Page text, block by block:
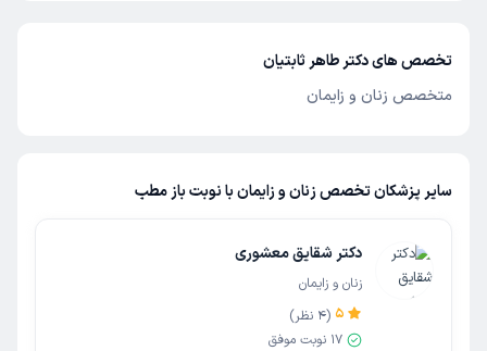
تخصص های دکتر طاهر ثابتیان
متخصص زنان و زایمان
سایر پزشکان تخصص زنان و زایمان با نوبت باز مطب
دکتر شقایق معشوری
زنان و زایمان
5
(
4 نظر)
17 نوبت موفق